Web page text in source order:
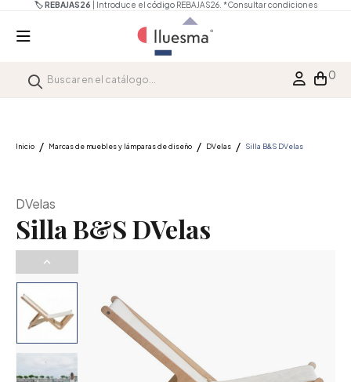
🏷️ REBAJAS26 | Introduce el código REBAJAS26. *Consultar condiciones
0
Inicio Marcas de muebles y lámparas de diseño DVelas Silla B&S DVelas
DVelas
Silla B&S DVelas